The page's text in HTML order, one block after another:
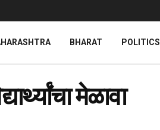
BHARAT POLITICS
मेळावा